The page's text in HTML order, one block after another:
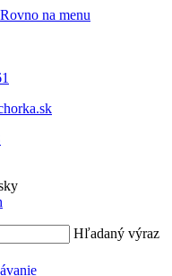
Rovno na menu
Hľadaný výraz